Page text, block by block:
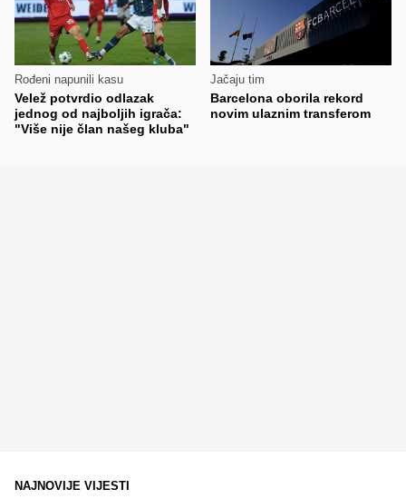
Rođeni napunili kasu
Velež potvrdio odlazak
jednog od najboljih igrača:
"Više nije član našeg kluba"
Jačaju tim
Barcelona oborila rekord
novim ulaznim transferom
NAJNOVIJE VIJESTI